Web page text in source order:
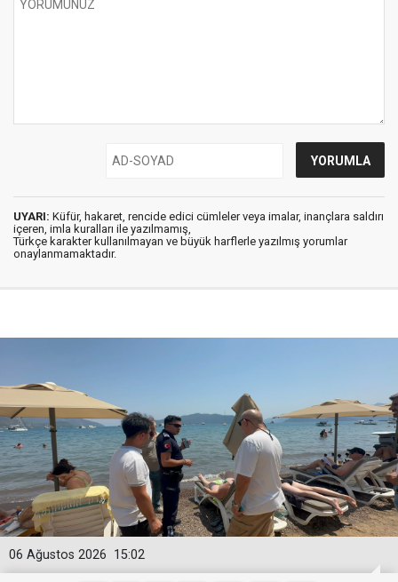
UYARI: Küfür, hakaret, rencide edici cümleler veya imalar, inançlara saldırı
içeren, imla kuralları ile yazılmamış,
Türkçe karakter kullanılmayan ve büyük harflerle yazılmış yorumlar
onaylanmamaktadır.
15:02
06 Ağustos 2026